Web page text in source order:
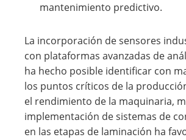
mantenimiento predictivo.
La incorporación de sensores
con plataformas avanzadas de
ha hecho posible identificar con
los puntos críticos de la
el rendimiento de la maquinaria,
implementación de sistemas de
en las etapas de laminación ha